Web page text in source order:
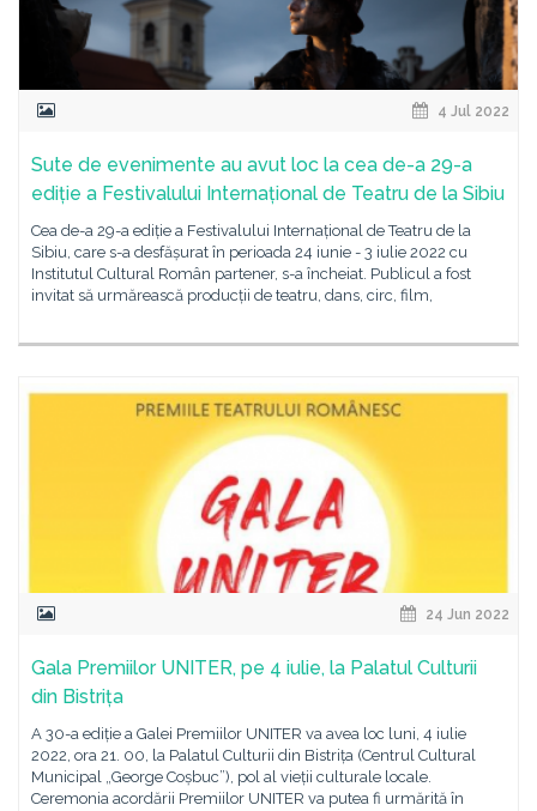
4 Jul 2022
Sute de evenimente au avut loc la cea de-a 29-a
ediție a Festivalului Internațional de Teatru de la Sibiu
Cea de-a 29-a ediție a Festivalului Internațional de Teatru de la
Sibiu, care s-a desfășurat în perioada 24 iunie - 3 iulie 2022 cu
Institutul Cultural Român partener, s-a încheiat. Publicul a fost
invitat să urmărească producții de teatru, dans, circ, film,
24 Jun 2022
Gala Premiilor UNITER, pe 4 iulie, la Palatul Culturii
din Bistrița
A 30-a ediție a Galei Premiilor UNITER va avea loc luni, 4 iulie
2022, ora 21. 00, la Palatul Culturii din Bistrița (Centrul Cultural
Municipal „George Coșbuc”), pol al vieții culturale locale.
Ceremonia acordării Premiilor UNITER va putea fi urmărită în